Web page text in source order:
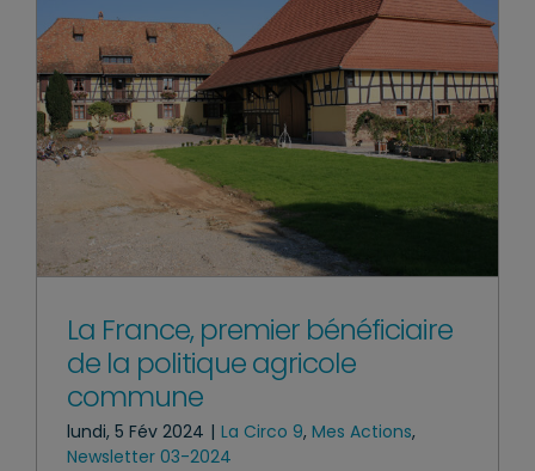
La France, premier bénéficiaire
de la politique agricole
commune
lundi, 5 Fév 2024 | La Circo 9, Mes Actions,
Newsletter 03-2024